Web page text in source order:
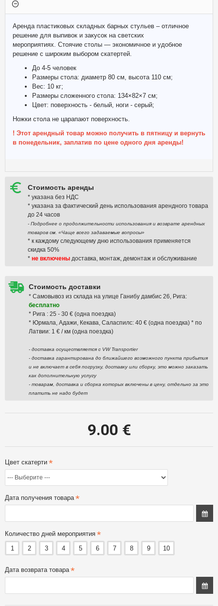
Стоимость аренды
* указана без НДС
* указана за фактический день использования арендного товара
до 24 часов
- Подробнее о продолжительности использования и возврате арендных
товаров см. «Чаще всего задаваемые вопросы»
* к каждому следующему дню использования применяется
скидка 50%
* не включены доставка, монтаж, демонтаж и обслуживание
Стоимость доставки
* Самовывоз из склада на улице Ганибу дамбис 26, Рига:
бесплатно
* Рига : 25 - 30 € (одна поездка)
* Юрмала, Адажи, Кекава, Саласпилс: 40 € (одна поездка) * по
Латвии: 1 € / км (одна поездка)
- доставка осуществляется с VW Transportier
- доставка гарантирована до ближайшего возможного пункта прибытия
и не включает в себя погрузку, доставку или сборку, это можно заказать
как дополнительную услугу
- товарам, доставка и сборка которых включены в цену, отдельно за это
платить не надо будет
Аренда пластиковых складных барных стульев – отличное
решение для выпивок и закусок на светских
мероприятиях. Стоячие столы — экономичное и удобное
решение с широким выбором скатертей.
До 4-5 человек
Размеры стола: диаметр 80 см, высота 110 см;
Вес: 10 кг;
Размеры сложенного стола: 134×82×7 см;
Цвет: поверхность - белый, ноги - серый;
Ножки стола не царапают поверхность.
! Этот арендный товар можно получить в пятницу и вернуть
в понедельник, заплатив по цене одного дня аренды!
9.00 €
Цвет скатерти
Дата получения товара
Количество дней мероприятия
1
2 3 4 5 6 7 8 9 10
Дата возврата товара